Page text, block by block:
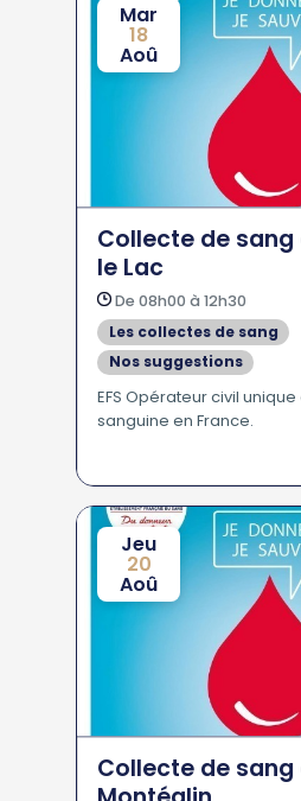
Mar
18
Aoû
Collecte de sang
le Lac
De 08h00 à 12h30
Les collectes de sang
Nos suggestions
EFS Opérateur civil
sanguine en France.
Jeu
20
Aoû
Collecte de sang